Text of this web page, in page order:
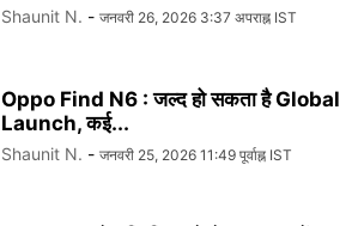
Shaunit N. - जनवरी 26, 2026 3:37 अपराह्न IST
Oppo Find N6 : जल्द हो सकता है Global
Launch, कई...
Shaunit N. - जनवरी 25, 2026 11:49 पूर्वाह्न IST